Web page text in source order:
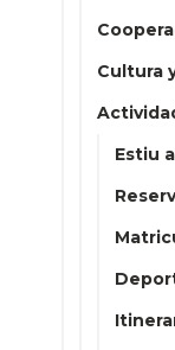
Cultura
Estiu